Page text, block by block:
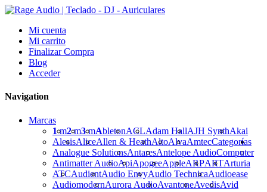
Mi cuenta
Mi carrito
Finalizar Compra
Blog
Acceder
Navigation
Marcas
1m2m3mAbletonACLAdam HallAJH SynthAkai
AlesisAliceAllen & HeathAltoAlvaAmtec
Analogue SolutionsAntaresAntelope Audio
Antimatter AudioApiApogeeAppleARPARTArturia
ATCAudientAudio EnvyAudio TechnicaAudioease
AudiomodernAurora AudioAvantoneAvedisAvid
Categorías
Computer